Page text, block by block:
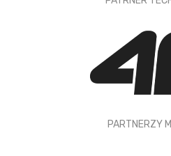
PARTNERZY